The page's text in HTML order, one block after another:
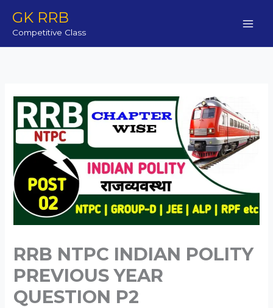
content
GK RRB
Competitive Class
RRB NTPC INDIAN POLITY
PREVIOUS YEAR
QUESTION P2